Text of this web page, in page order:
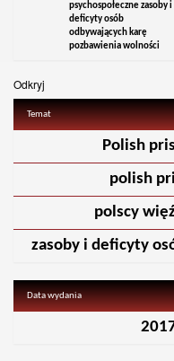
psychospołeczne zasoby i
deficyty osób
odbywających karę
pozbawienia wolności
Odkryj
Temat
Polish
polish
polscy
zasoby i deficyty
Data wydania